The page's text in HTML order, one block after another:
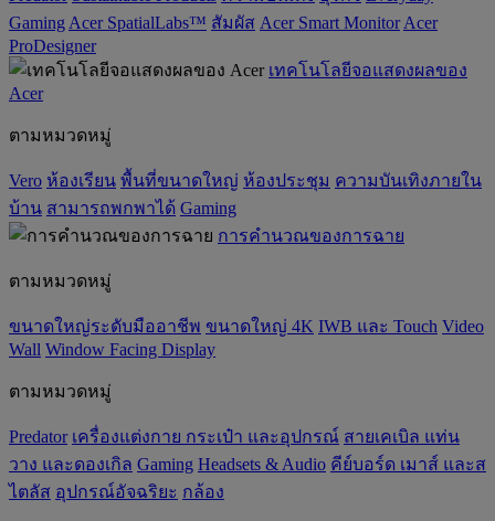
Gaming Acer SpatialLabs™ สัมผัส Acer Smart Monitor Acer
ProDesigner
เทคโนโลยีจอแสดงผลของ
Acer
ตามหมวดหมู่
Vero ห้องเรียน พื้นที่ขนาดใหญ่ ห้องประชุม ความบันเทิงภายใน
บ้าน สามารถพกพาได้ Gaming
การคำนวณของการฉาย
ตามหมวดหมู่
ขนาดใหญ่ระดับมืออาชีพ ขนาดใหญ่ 4K IWB และ Touch Video
Wall Window Facing Display
ตามหมวดหมู่
Predator เครื่องแต่งกาย กระเป๋า และอุปกรณ์ สายเคเบิล แท่น
วาง และดองเกิล Gaming ‌Headsets & Audio คีย์บอร์ด เมาส์ และส
ไตลัส อุปกรณ์อัจฉริยะ กล้อง